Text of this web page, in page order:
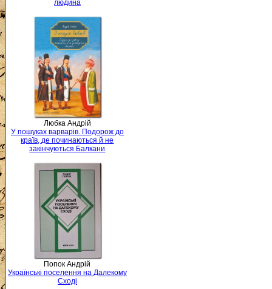
людина
Любка Андрій
У пошуках варварів. Подорож до
країв, де починаються й не
закінчуються Балкани
Попок Андрій
Українські поселення на Далекому
Сході